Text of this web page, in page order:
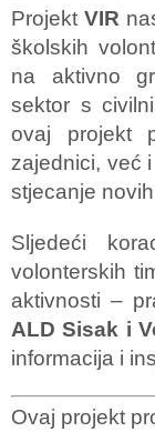
Projekt VIR
školskih
na aktivno
sektor s
ovaj projekt
zajednici, već
stjecanje
Sljedeći
volonterskih
aktivnosti –
ALD Sisak i
informacija i
Ovaj projekt